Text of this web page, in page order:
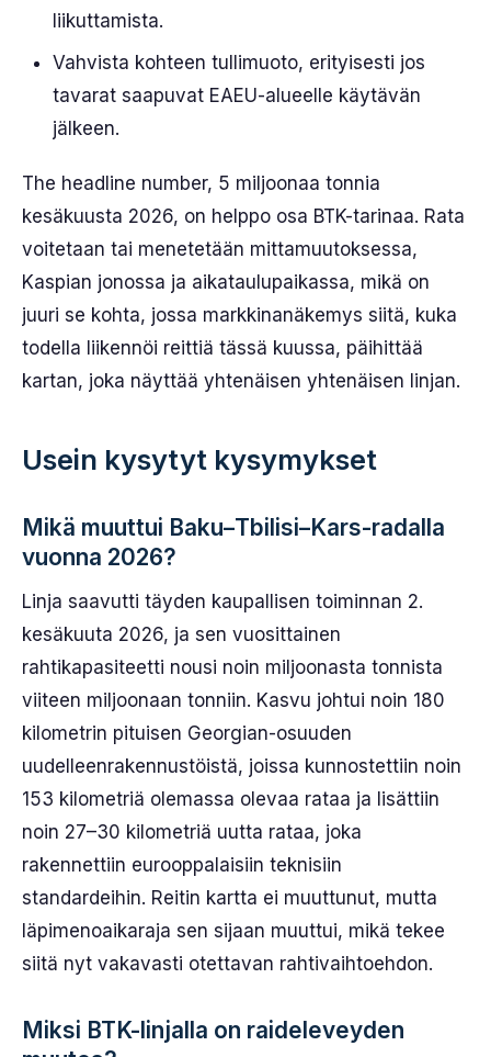
liikuttamista.
Vahvista kohteen tullimuoto, erityisesti jos
tavarat saapuvat EAEU-alueelle käytävän
jälkeen.
The headline number, 5 miljoonaa tonnia
kesäkuusta 2026, on helppo osa BTK-tarinaa. Rata
voitetaan tai menetetään mittamuutoksessa,
Kaspian jonossa ja aikataulupaikassa, mikä on
juuri se kohta, jossa markkinanäkemys siitä, kuka
todella liikennöi reittiä tässä kuussa, päihittää
kartan, joka näyttää yhtenäisen yhtenäisen linjan.
Usein kysytyt kysymykset
Mikä muuttui Baku–Tbilisi–Kars-radalla
vuonna 2026?
Linja saavutti täyden kaupallisen toiminnan 2.
kesäkuuta 2026, ja sen vuosittainen
rahtikapasiteetti nousi noin miljoonasta tonnista
viiteen miljoonaan tonniin. Kasvu johtui noin 180
kilometrin pituisen Georgian-osuuden
uudelleenrakennustöistä, joissa kunnostettiin noin
153 kilometriä olemassa olevaa rataa ja lisättiin
noin 27–30 kilometriä uutta rataa, joka
rakennettiin eurooppalaisiin teknisiin
standardeihin. Reitin kartta ei muuttunut, mutta
läpimenoaikaraja sen sijaan muuttui, mikä tekee
siitä nyt vakavasti otettavan rahtivaihtoehdon.
Miksi BTK-linjalla on raideleveyden